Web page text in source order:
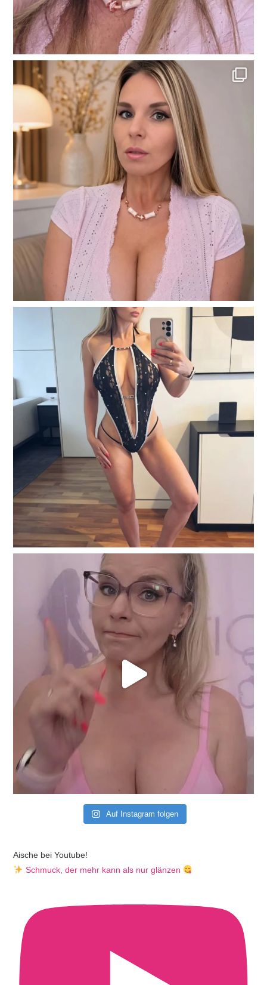
Auf Instagram folgen
Aische bei Youtube!
Schmuck, der mehr kann als nur glänzen